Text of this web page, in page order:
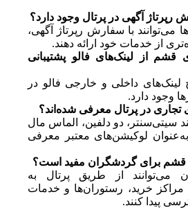
رپرتاژ آگهی در پرتال وجود دارد؟
می‌توانند با سفارش رپرتاژ آگهی،
از خدمات خود ارائه دهند.
قشم از لینک‌های فالو پشتیبانی
لینک‌های داخلی و خارجی فالو در
وجود دارد.
تجاری در پرتال معرفی شده‌اند؟
سیتی‌سنتر، دو دلفین، الماس مال
به‌عنوان لوکیشن‌های معتبر معرفی
قشم برای گردشگران مفید است؟
می‌توانند از طریق پرتال به
مراکز خرید، رستوران‌ها و خدمات
پیدا کنند.